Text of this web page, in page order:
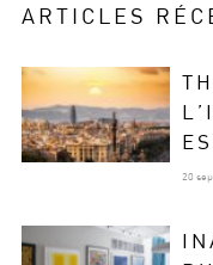
ARTICLES
20